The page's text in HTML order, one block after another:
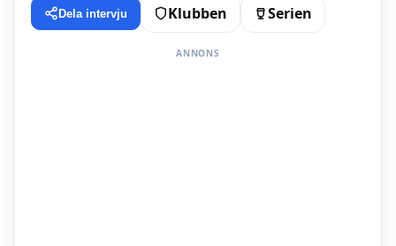
Dela intervju Klubben Serien
ANNONS